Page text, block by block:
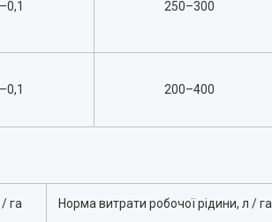
–0,1 250–300
–0,1 200–400
га Норма витрати робочої рідини, л / га